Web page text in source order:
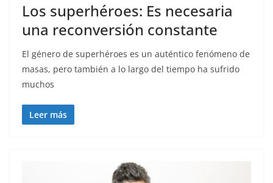
Los superhéroes: Es necesaria
una reconversión constante
El género de superhéroes es un auténtico fenómeno de
masas, pero también a lo largo del tiempo ha sufrido
muchos
Leer más